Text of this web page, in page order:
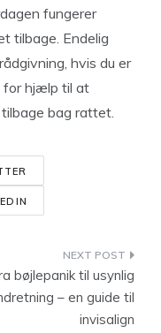
fungerer
tilbage. Endelig
hvis du er
for hjælp til at
bag rattet.
bøjlepanik til usynlig
– en guide til
invisalign